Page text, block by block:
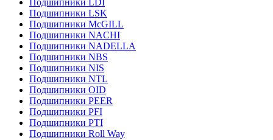
Подшипники LDI
Подшипники LSK
Подшипники McGILL
Подшипники NACHI
Подшипники NADELLA
Подшипники NBS
Подшипники NIS
Подшипники NTL
Подшипники OID
Подшипники PEER
Подшипники PFI
Подшипники PTI
Подшипники Roll Way